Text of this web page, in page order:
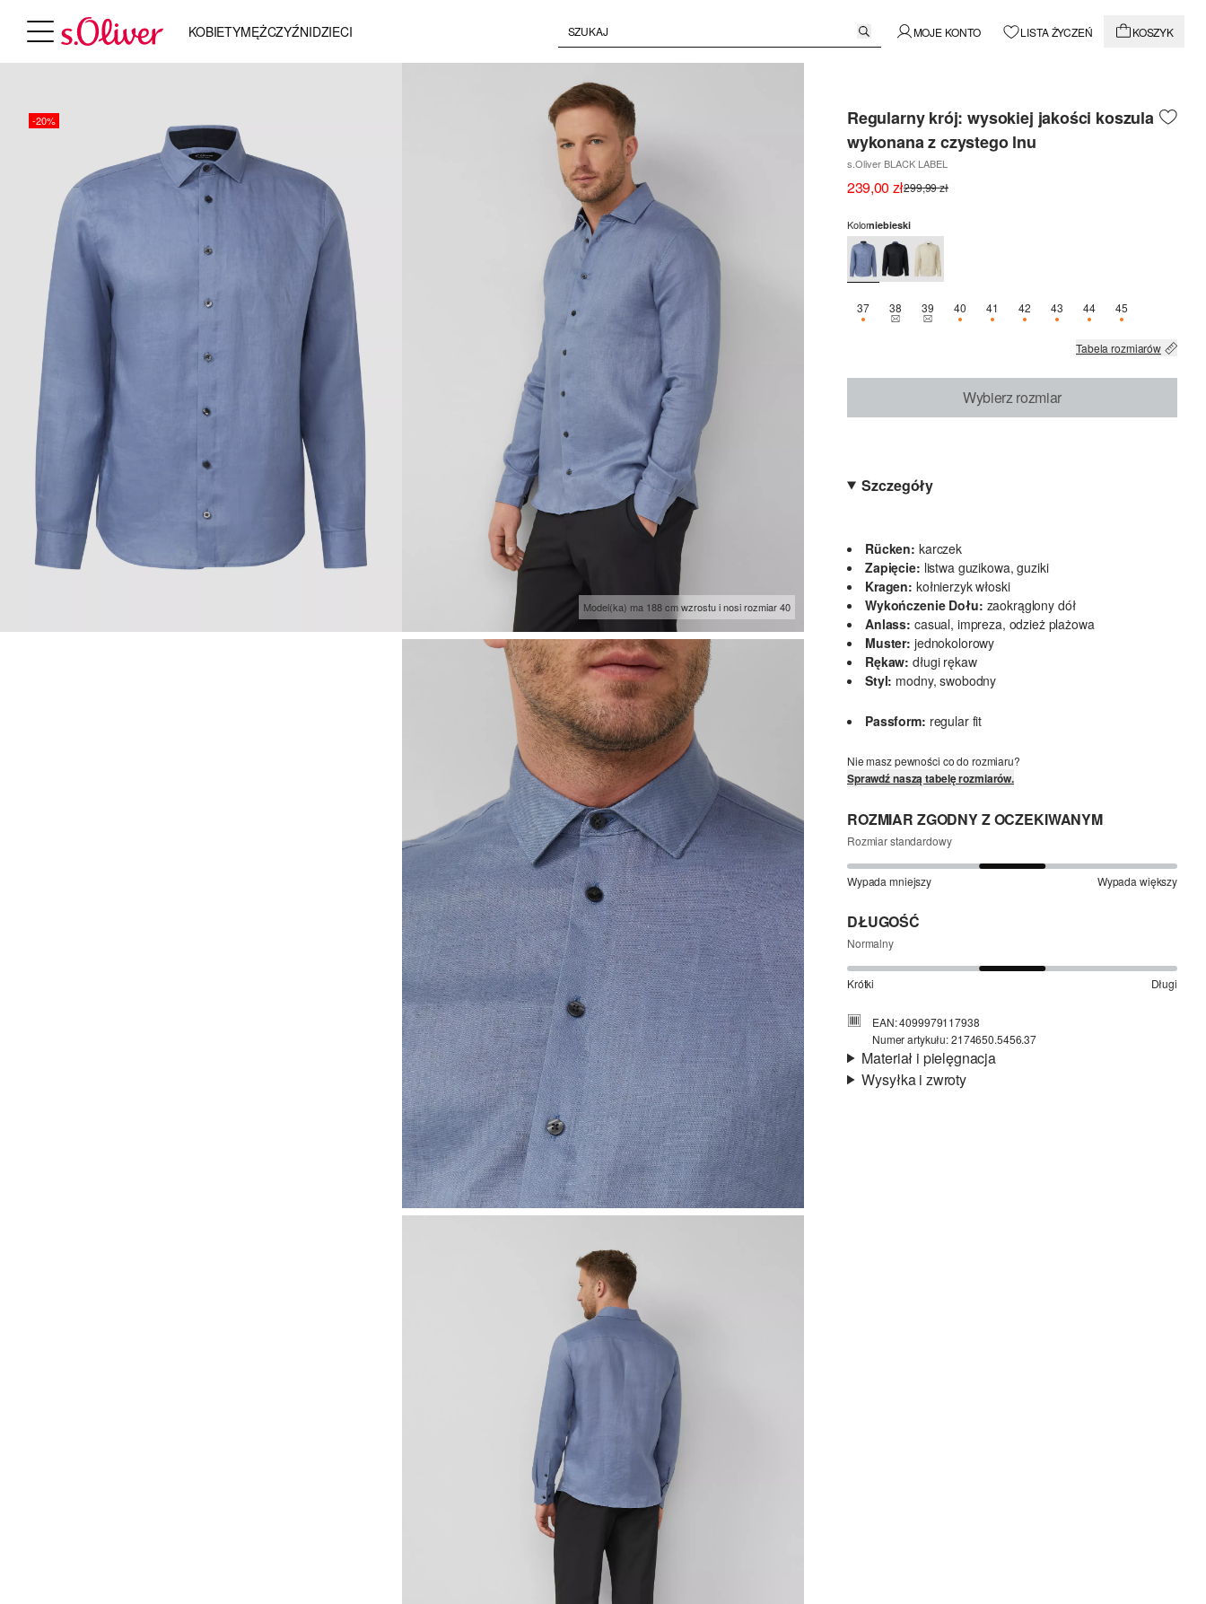
KOBIETYMĘŻCZYŹNIDZIECI MOJE KONTO LISTA ŻYCZEŃ KOSZYK
-20%
Model(ka) ma 188 cm wzrostu i nosi rozmiar 40
Regularny krój: wysokiej jakości koszula
wykonana z czystego lnu
s.Oliver BLACK LABEL
239,00 zł299,99 zł
Kolorniebieski
37OSTATNIE 1 SZT.
38TEN ROZMIAR JEST OBECNIE NIEDOSTĘPNY
39TEN ROZMIAR JEST OBECNIE NIEDOSTĘPNY
40OSTATNIE 2 SZT.
41OSTATNIE 1 SZT.
42OSTATNIE 1 SZT.
43OSTATNIE 2 SZT.
44OSTATNIE 1 SZT.
45OSTATNIE 1 SZT.
Tabela rozmiarów
Wybierz rozmiar
Szczegóły
Rücken: karczek
Zapięcie: listwa guzikowa, guziki
Kragen: kołnierzyk włoski
Wykończenie Dołu: zaokrąglony dół
Anlass: casual, impreza, odzież plażowa
Muster: jednokolorowy
Rękaw: długi rękaw
Styl: modny, swobodny
Passform: regular fit
Nie masz pewności co do rozmiaru?
Sprawdź naszą tabelę rozmiarów.
ROZMIAR ZGODNY Z OCZEKIWANYM
Rozmiar standardowy
Wypada mniejszy Wypada większy
DŁUGOŚĆ
Normalny
Krótki Długi
EAN: 4099979117938
Numer artykułu: 2174650.5456.37
Materiał i pielęgnacja
Wysyłka i zwroty